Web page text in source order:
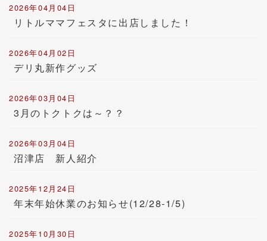
2026年04月04日
リトルママフェスタに出店しました！
2026年04月02日
デリ丸新作グッズ
2026年03月04日
3月のトクトクは～？？
2026年03月04日
沼津店 新人紹介
2025年12月24日
年末年始休業のお知らせ(12/28-1/5)
2025年10月30日